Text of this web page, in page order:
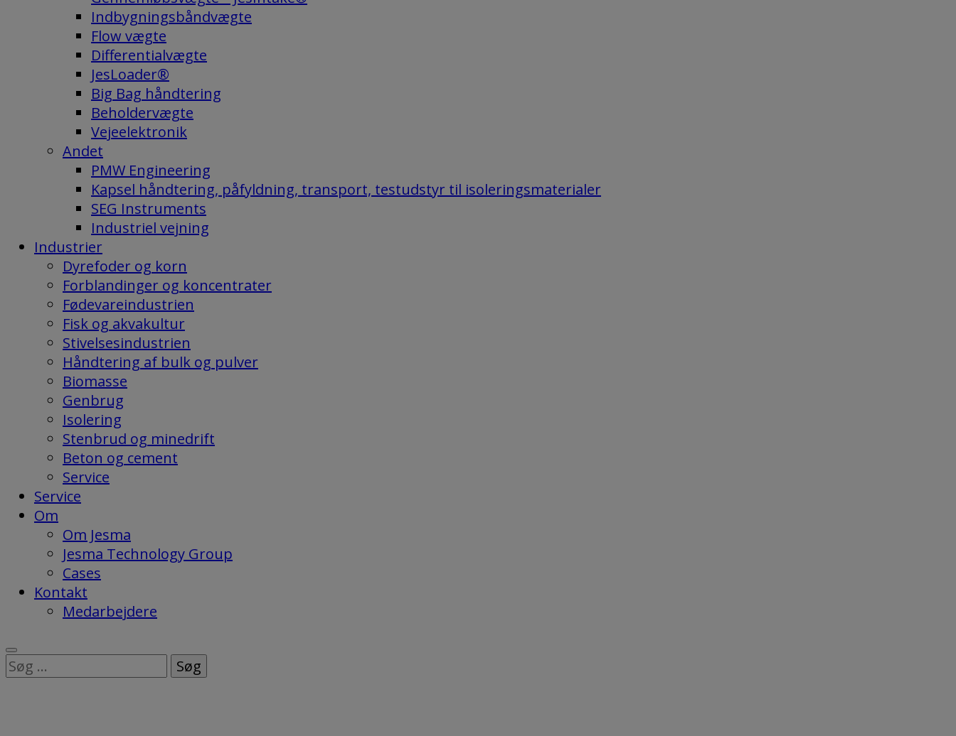
Indbygningsbåndvægte
Flow vægte
Differentialvægte
JesLoader®
Big Bag håndtering
Beholdervægte
Vejeelektronik
Andet
PMW Engineering
Kapsel håndtering, påfyldning, transport, testudstyr til isoleringsmaterialer
SEG Instruments
Industriel vejning
Industrier
Dyrefoder og korn
Forblandinger og koncentrater
Fødevareindustrien
Fisk og akvakultur
Stivelsesindustrien
Håndtering af bulk og pulver
Biomasse
Genbrug
Isolering
Stenbrud og minedrift
Beton og cement
Service
Service
Om
Om Jesma
Jesma Technology Group
Cases
Kontakt
Medarbejdere
Søg
efter: